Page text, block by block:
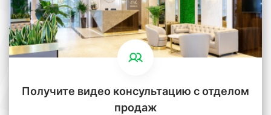
Получите видео консультацию с отделом
продаж